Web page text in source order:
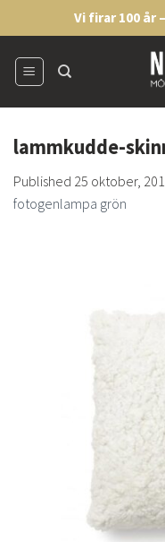
to
content
Vi firar 100 år –
lammkudde-
Published 25 oktober,
fotogenlampa grön